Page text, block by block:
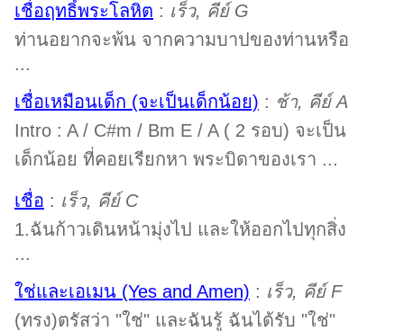
เชื่อฤทธิ์พระโลหิต : เร็ว, คีย์ G
ท่านอยากจะพ้น จากความบาปของท่านหรือ
...
เชื่อเหมือนเด็ก (จะเป็นเด็กน้อย) : ช้า, คีย์ A
Intro : A / C#m / Bm E / A ( 2 รอบ) จะเป็น
เด็กน้อย ที่คอยเรียกหา พระบิดาของเรา ...
เชื่อ : เร็ว, คีย์ C
1.ฉันก้าวเดินหน้ามุ่งไป และให้ออกไปทุกสิ่ง
...
ใช่และเอเมน (Yes and Amen) : เร็ว, คีย์ F
(ทรง)ตรัสว่า "ใช่" และฉันรู้ ฉันได้รับ "ใช่"